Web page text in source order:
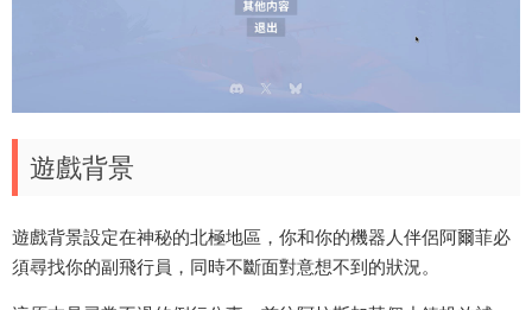
遊戲背景
遊戲背景設定在神秘的北極地區，你和你的機器人伴侶阿爾菲必
須尋找你的副飛行員，同時不斷面對意想不到的狀況。